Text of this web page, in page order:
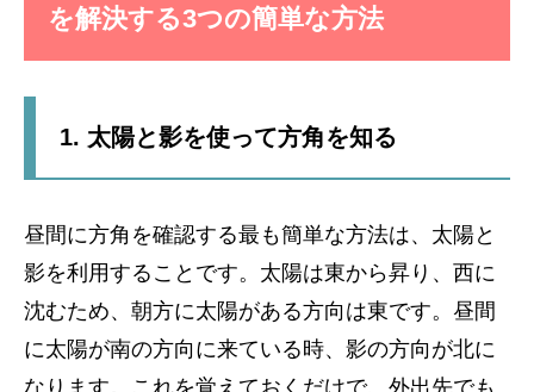
を解決する3つの簡単な方法
1. 太陽と影を使って方角を知る
昼間に方角を確認する最も簡単な方法は、太陽と
影を利用することです。太陽は東から昇り、西に
沈むため、朝方に太陽がある方向は東です。昼間
に太陽が南の方向に来ている時、影の方向が北に
なります。これを覚えておくだけで、外出先でも